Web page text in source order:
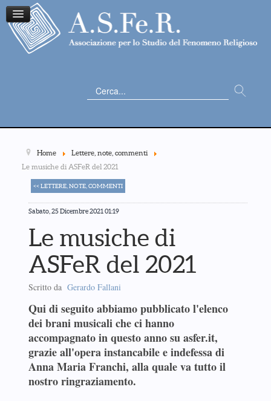
Cerca...
Home
Lettere, note, commenti
Le musiche di ASFeR del 2021
<< LETTERE, NOTE, COMMENTI
Sabato, 25 Dicembre 2021 01:19
Le musiche di
ASFeR del 2021
Scritto da Gerardo Fallani
Qui di seguito abbiamo pubblicato l'elenco
dei brani musicali che ci hanno
accompagnato in questo anno su asfer.it,
grazie all'opera instancabile e indefessa di
Anna Maria Franchi, alla quale va tutto il
nostro ringraziamento.